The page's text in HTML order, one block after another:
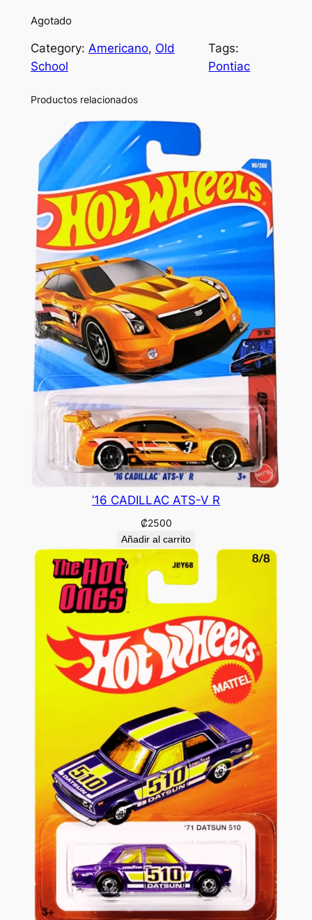
Agotado
Category: Americano, Old
School
Tags:
Pontiac
Productos relacionados
’16 CADILLAC ATS-V R
₡2500
Añadir al carrito